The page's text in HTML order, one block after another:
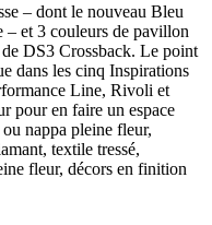
– dont le nouveau Bleu
et 3 couleurs de pavillon
DS3 Crossback. Le point
dans les cinq Inspirations
Line, Rivoli et
pour en faire un espace
nappa pleine fleur,
textile tressé,
fleur, décors en finition